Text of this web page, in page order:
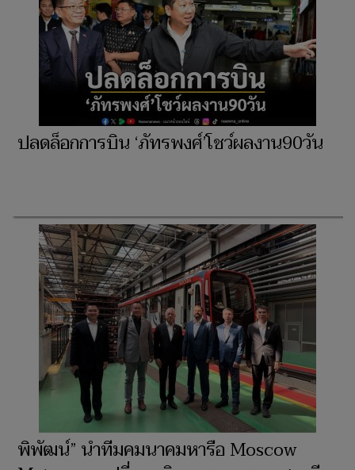
ปลดล็อกการบิน ‘ภัทรพงศ์’โชว์ผลงาน90วัน
พิพัฒน์” นำทีมคมนาคมหารือ Moscow